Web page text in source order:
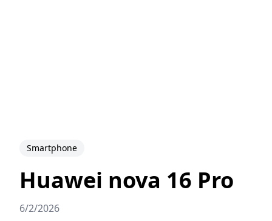
Smartphone
Huawei nova 16 Pro
6/2/2026